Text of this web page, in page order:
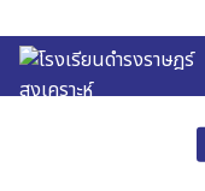
to
content
Search
for: